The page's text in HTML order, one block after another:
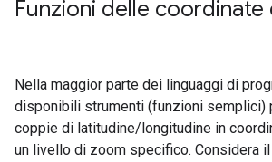
Funzioni delle
Nella maggior parte dei linguaggi di
disponibili strumenti (funzioni semplici)
coppie di latitudine/longitudine in
un livello di zoom specifico. Considera